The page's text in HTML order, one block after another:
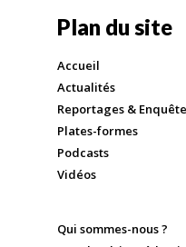
Plan du site
Accueil
Actualités
Reportages &
Plates-formes
Podcasts
Vidéos
Qui sommes-nous ?